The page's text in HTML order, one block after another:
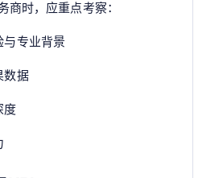
时，应重点考察：
专业背景
数据
度